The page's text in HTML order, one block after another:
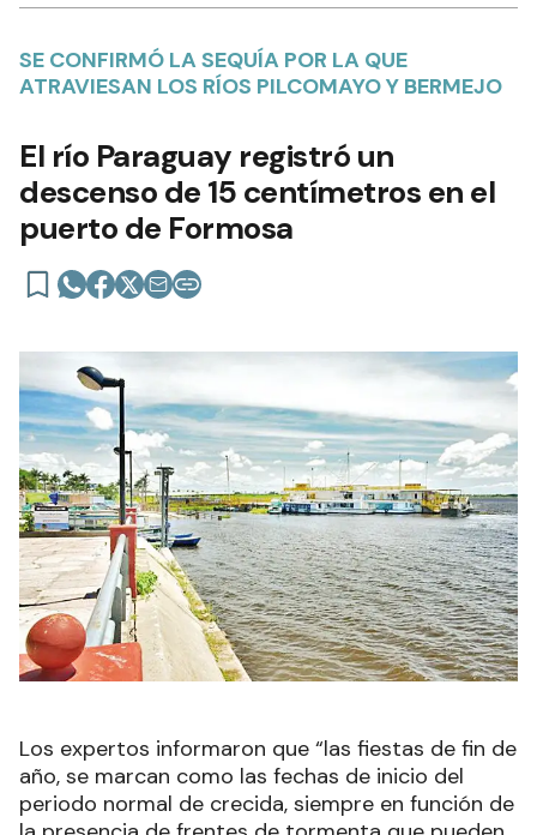
SE CONFIRMÓ LA SEQUÍA POR LA QUE
ATRAVIESAN LOS RÍOS PILCOMAYO Y BERMEJO
El río Paraguay registró un
descenso de 15 centímetros en el
puerto de Formosa
Los expertos informaron que “las fiestas de fin de
año, se marcan como las fechas de inicio del
periodo normal de crecida, siempre en función de